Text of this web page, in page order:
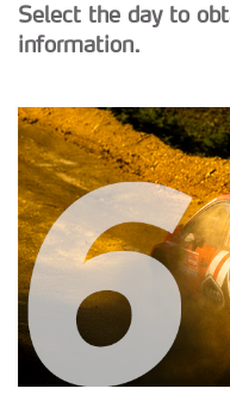
Select the day to
information.